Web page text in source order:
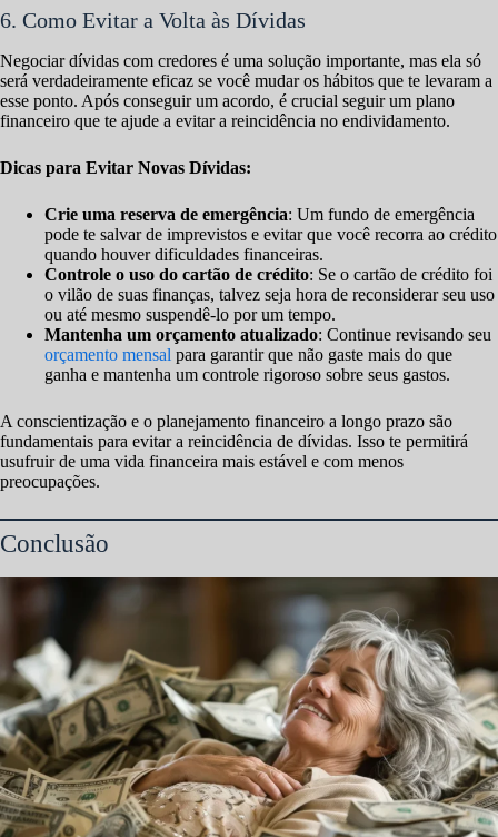
6. Como Evitar a Volta às Dívidas
Negociar dívidas com credores é uma solução importante, mas ela só
será verdadeiramente eficaz se você mudar os hábitos que te levaram a
esse ponto. Após conseguir um acordo, é crucial seguir um plano
financeiro que te ajude a evitar a reincidência no endividamento.
Dicas para Evitar Novas Dívidas:
Crie uma reserva de emergência: Um fundo de emergência
pode te salvar de imprevistos e evitar que você recorra ao crédito
quando houver dificuldades financeiras.
Controle o uso do cartão de crédito: Se o cartão de crédito foi
o vilão de suas finanças, talvez seja hora de reconsiderar seu uso
ou até mesmo suspendê-lo por um tempo.
Mantenha um orçamento atualizado: Continue revisando seu
orçamento mensal para garantir que não gaste mais do que
ganha e mantenha um controle rigoroso sobre seus gastos.
A conscientização e o planejamento financeiro a longo prazo são
fundamentais para evitar a reincidência de dívidas. Isso te permitirá
usufruir de uma vida financeira mais estável e com menos
preocupações.
Conclusão